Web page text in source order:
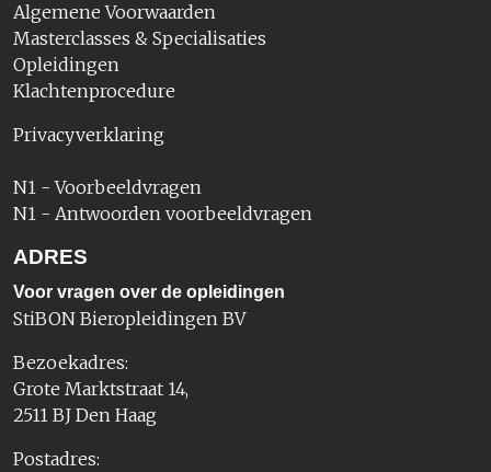
Algemene Voorwaarden
Masterclasses & Specialisaties
Opleidingen
Klachtenprocedure
Privacyverklaring
N1 - Voorbeeldvragen
N1 - Antwoorden voorbeeldvragen
ADRES
Voor vragen over de opleidingen
StiBON Bieropleidingen BV
Bezoekadres:
Grote Marktstraat 14,
2511 BJ Den Haag
Postadres: